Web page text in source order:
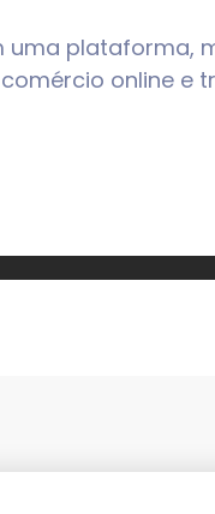
uma plataforma,
online e